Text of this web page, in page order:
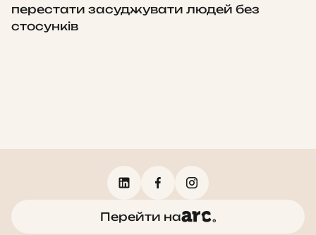
перестати засуджувати людей без
стосунків
Перейти на